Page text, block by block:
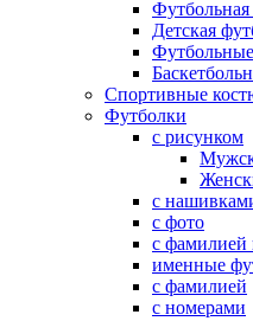
Детская
Спортивные
Футболки
с рисунком
с
с фото
с фамилией
именные
с фамилией
с номерами